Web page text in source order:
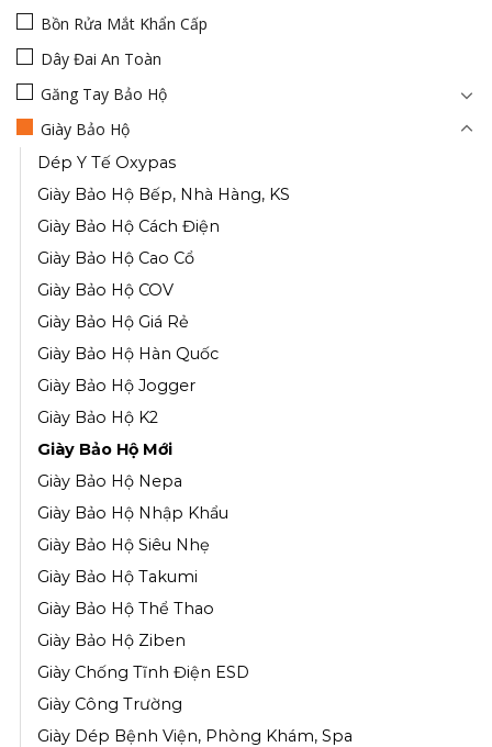
Bồn Rửa Mắt Khẩn Cấp
Dây Đai An Toàn
Găng Tay Bảo Hộ
Giày Bảo Hộ
Dép Y Tế Oxypas
Giày Bảo Hộ Bếp, Nhà Hàng, KS
Giày Bảo Hộ Cách Điện
Giày Bảo Hộ Cao Cổ
Giày Bảo Hộ COV
Giày Bảo Hộ Giá Rẻ
Giày Bảo Hộ Hàn Quốc
Giày Bảo Hộ Jogger
Giày Bảo Hộ K2
Giày Bảo Hộ Mới
Giày Bảo Hộ Nepa
Giày Bảo Hộ Nhập Khẩu
Giày Bảo Hộ Siêu Nhẹ
Giày Bảo Hộ Takumi
Giày Bảo Hộ Thể Thao
Giày Bảo Hộ Ziben
Giày Chống Tĩnh Điện ESD
Giày Công Trường
Giày Dép Bệnh Viện, Phòng Khám, Spa